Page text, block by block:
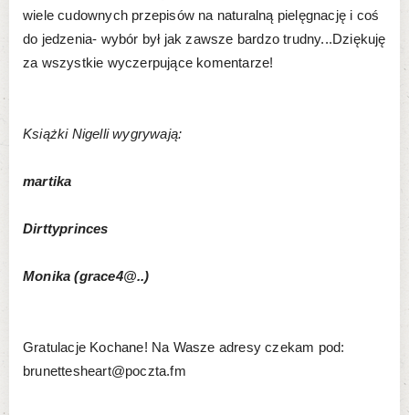
wiele cudownych przepisów na naturalną pielęgnację i coś
do jedzenia- wybór był jak zawsze bardzo trudny...Dziękuję
za wszystkie wyczerpujące komentarze!
Książki Nigelli wygrywają:
martika
Dirttyprinces
Monika (grace4@..)
Gratulacje Kochane! Na Wasze adresy czekam pod:
brunettesheart@poczta.fm